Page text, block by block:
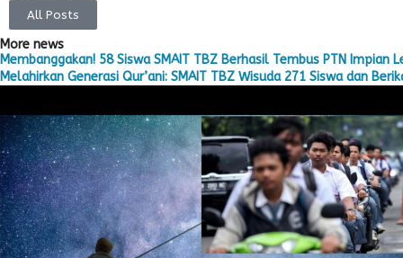
All Posts
More news
Membanggakan! 58 Siswa SMAIT TBZ Berhasil Tembus PTN Impian
Melahirkan Generasi Qur’ani: SMAIT TBZ Wisuda 271 Siswa dan